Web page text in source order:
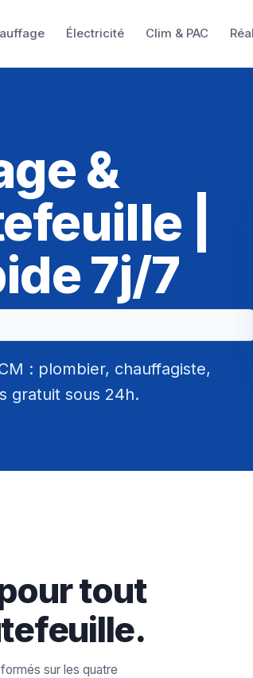
Électricité Clim & PAC
&
|
7j/7
: plombier, chauffagiste,
gratuit sous 24h.
tout
sur les quatre